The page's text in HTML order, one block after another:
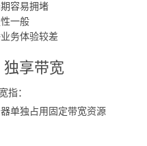
容易拥堵
一般
务体验较差
独享带宽
指：
单独占用固定带宽资源